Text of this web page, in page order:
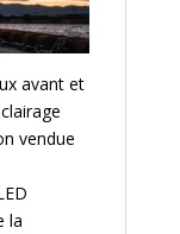
avant et
vendue
la